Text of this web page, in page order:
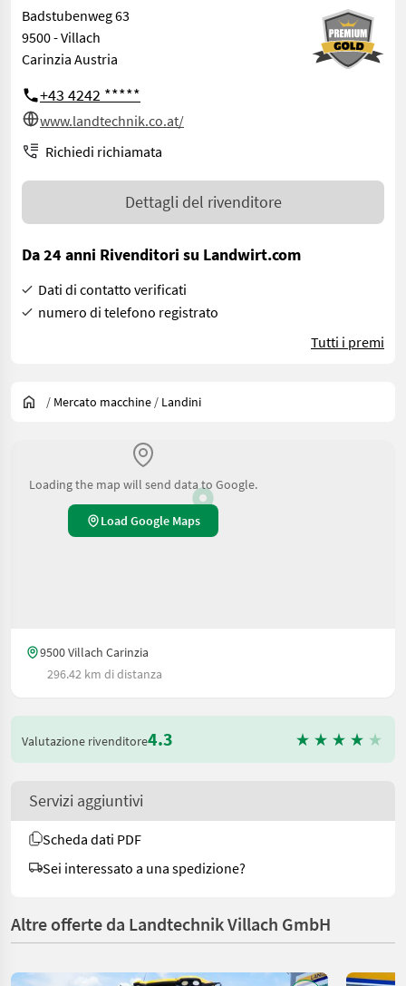
Badstubenweg 63
9500 - Villach
Carinzia Austria
+43 4242 *****
www.landtechnik.co.at/
Richiedi richiamata
Dettagli del rivenditore
Da 24 anni Rivenditori su Landwirt.com
Dati di contatto verificati
numero di telefono registrato
Tutti i premi
/ Mercato macchine / Landini
Loading the map will send data to Google.
Load Google Maps
9500 Villach Carinzia
296.42 km di distanza
Valutazione rivenditore4.3
Servizi aggiuntivi
Scheda dati PDF
Sei interessato a una spedizione?
Altre offerte da Landtechnik Villach GmbH